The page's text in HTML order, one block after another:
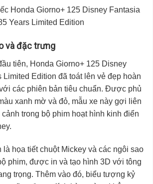
Honda Giorno+ 125 Disney Fantasia
Years Limited Edition
và đặc trưng
tiên, Honda Giorno+ 125 Disney
Limited Edition đã toát lên vẻ đẹp hoàn
các phiên bản tiêu chuẩn. Được phủ
xanh mờ và đỏ, mẫu xe này gợi liên
trong bộ phim hoạt hình kinh điển
là họa tiết chuột Mickey và các ngôi sao
phim, được in và tạo hình 3D với tông
trọng. Thêm vào đó, biểu tượng kỷ